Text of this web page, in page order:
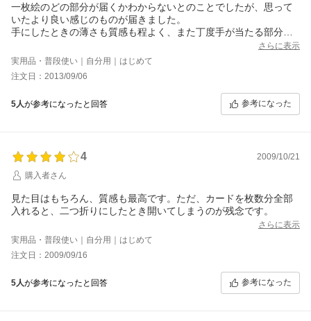
一枚絵のどの部分が届くかわからないとのことでしたが、思って
いたより良い感じのものが届きました。
手にしたときの薄さも質感も程よく、また丁度手が当たる部分が
濃い色の花柄だったので汚れもあまり気にしなくていいかなと思
いました。
ただサクランボのチャームが短いチェーンだったので挟み込むと
厚くなってしまうのが気になり、私は小銭入れの中に収納してい
星５つにしたい所ですが、写真の物と写りが良すぎて人によって
さらに表示
実用品・普段使い｜自分用｜はじめて
注文日：2013/09/06
5人が参考になったと回答 参考になった
4
2009/10/21
購入者さん
見た目はもちろん、質感も最高です。ただ、カードを枚数分全部
入れると、二つ折りにしたとき開いてしまうのが残念です。
さらに表示
実用品・普段使い｜自分用｜はじめて
注文日：2009/09/16
5人が参考になったと回答 参考になった